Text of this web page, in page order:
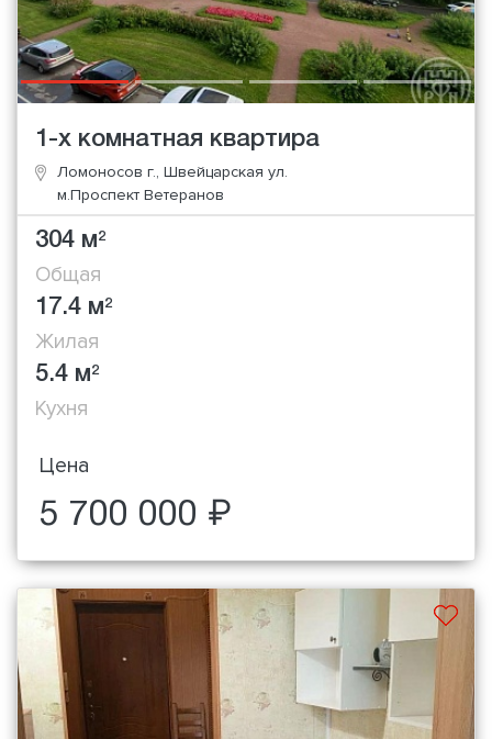
1-х комнатная квартира
Ломоносов г., Швейцарская ул.
м.Проспект Ветеранов
304 м2
Общая
17.4 м2
Жилая
5.4 м2
Кухня
Цена
5 700 000 ₽